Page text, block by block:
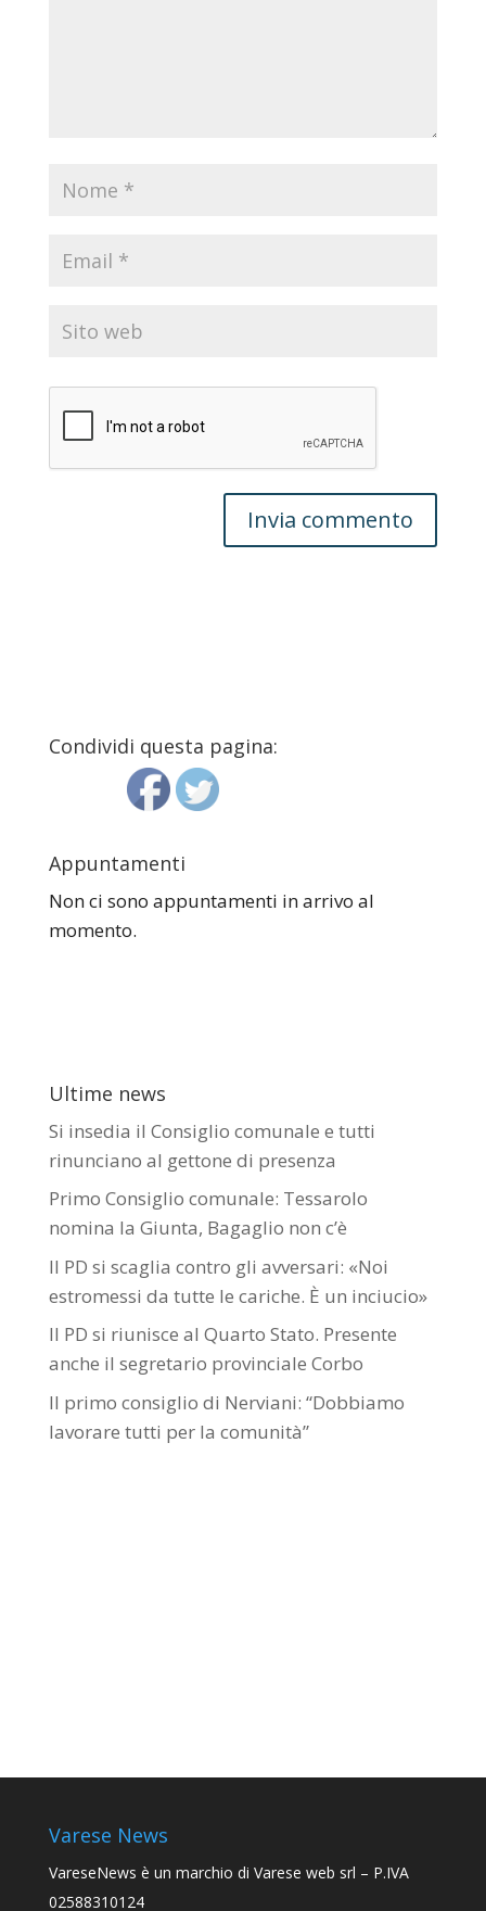
Condividi questa pagina:
Appuntamenti
Non ci sono appuntamenti in arrivo al
momento.
Ultime news
Si insedia il Consiglio comunale e tutti
rinunciano al gettone di presenza
Primo Consiglio comunale: Tessarolo
nomina la Giunta, Bagaglio non c’è
Il PD si scaglia contro gli avversari: «Noi
estromessi da tutte le cariche. È un inciucio»
Il PD si riunisce al Quarto Stato. Presente
anche il segretario provinciale Corbo
Il primo consiglio di Nerviani: “Dobbiamo
lavorare tutti per la comunità”
Varese News
VareseNews è un marchio di Varese web srl – P.IVA
02588310124